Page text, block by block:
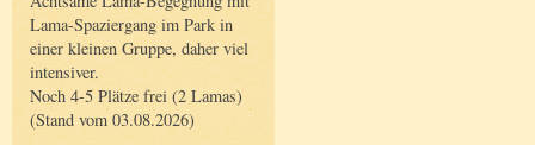
Lama-Spaziergang im Park in
einer kleinen Gruppe, daher viel
intensiver.
Noch 4-5 Plätze frei (2 Lamas)
(Stand vom 03.08.2026)